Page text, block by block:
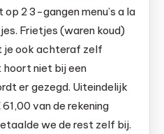
2 3-gangen menu’s a la
Frietjes (waren koud)
je ook achteraf zelf
niet bij een
er gezegd. Uiteindelijk
van de rekening
we de rest zelf bij.